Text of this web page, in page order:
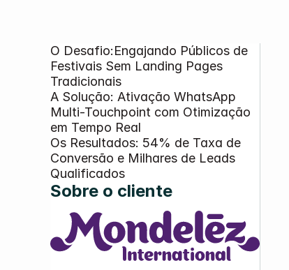
O Desafio:Engajando Públicos de
Festivais Sem Landing Pages
Tradicionais
A Solução: Ativação WhatsApp
Multi-Touchpoint com Otimização
em Tempo Real
Os Resultados: 54% de Taxa de
Conversão e Milhares de Leads
Qualificados
Sobre o cliente